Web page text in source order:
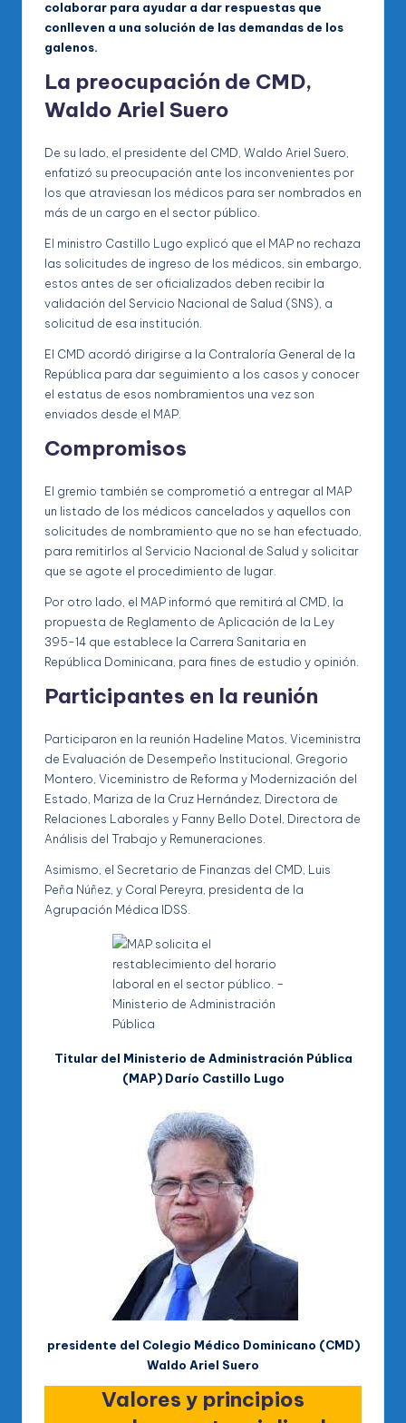
colaborar para ayudar a dar respuestas que
conlleven a una solución de las demandas de los
galenos.
La preocupación de CMD,
Waldo Ariel Suero
De su lado, el presidente del CMD, Waldo Ariel Suero,
enfatizó su preocupación ante los inconvenientes por
los que atraviesan los médicos para ser nombrados en
más de un cargo en el sector público.
El ministro Castillo Lugo explicó que el MAP no rechaza
las solicitudes de ingreso de los médicos, sin embargo,
estos antes de ser oficializados deben recibir la
validación del Servicio Nacional de Salud (SNS), a
solicitud de esa institución.
El CMD acordó dirigirse a la Contraloría General de la
República para dar seguimiento a los casos y conocer
el estatus de esos nombramientos una vez son
enviados desde el MAP.
Compromisos
El gremio también se comprometió a entregar al MAP
un listado de los médicos cancelados y aquellos con
solicitudes de nombramiento que no se han efectuado,
para remitirlos al Servicio Nacional de Salud y solicitar
que se agote el procedimiento de lugar.
Por otro lado, el MAP informó que remitirá al CMD, la
propuesta de Reglamento de Aplicación de la Ley
395-14 que establece la Carrera Sanitaria en
República Dominicana, para fines de estudio y opinión.
Participantes en la reunión
Participaron en la reunión Hadeline Matos, Viceministra
de Evaluación de Desempeño Institucional, Gregorio
Montero, Viceministro de Reforma y Modernización del
Estado, Mariza de la Cruz Hernández, Directora de
Relaciones Laborales y Fanny Bello Dotel, Directora de
Análisis del Trabajo y Remuneraciones.
Asimismo, el Secretario de Finanzas del CMD, Luis
Peña Núñez, y Coral Pereyra, presidenta de la
Agrupación Médica IDSS.
Titular del Ministerio de Administración Pública
(MAP) Darío Castillo Lugo
presidente del Colegio Médico Dominicano (CMD)
Waldo Ariel Suero
Valores y principios